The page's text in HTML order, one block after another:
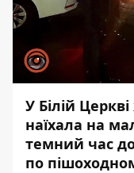
У Білій
наїхала на
темний час
по